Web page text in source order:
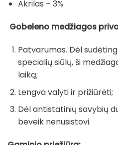
Akrilas – 3%
Gobeleno medžiagos
Patvarumas. Dėl
specialių siūlų, ši
laiką;
Lengva valyti ir prižiūrėti;
Dėl antistatinių savybių
beveik nenusistovi.